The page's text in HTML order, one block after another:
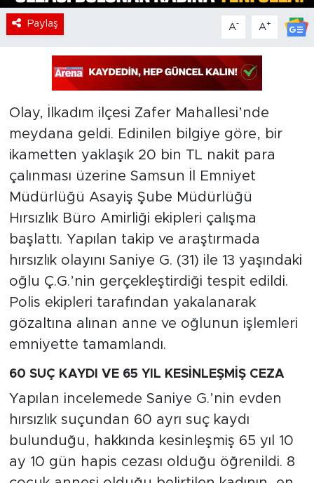
Paylaş A- A+
Olay, İlkadım ilçesi Zafer Mahallesi’nde
meydana geldi. Edinilen bilgiye göre, bir
ikametten yaklaşık 20 bin TL nakit para
çalınması üzerine Samsun İl Emniyet
Müdürlüğü Asayiş Şube Müdürlüğü
Hırsızlık Büro Amirliği ekipleri çalışma
başlattı. Yapılan takip ve araştırmada
hırsızlık olayını Saniye G. (31) ile 13 yaşındaki
oğlu Ç.G.’nin gerçekleştirdiği tespit edildi.
Polis ekipleri tarafından yakalanarak
gözaltına alınan anne ve oğlunun işlemleri
emniyette tamamlandı.
60 SUÇ KAYDI VE 65 YIL KESİNLEŞMİŞ CEZA
Yapılan incelemede Saniye G.’nin evden
hırsızlık suçundan 60 ayrı suç kaydı
bulunduğu, hakkında kesinleşmiş 65 yıl 10
ay 10 gün hapis cezası olduğu öğrenildi. 8